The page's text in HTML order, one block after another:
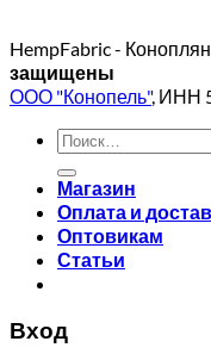
HempFabric -
защищены
ООО "Конопель", ИНН
Искать:
Магазин
Оплата и
Оптовикам
Статьи
Вход